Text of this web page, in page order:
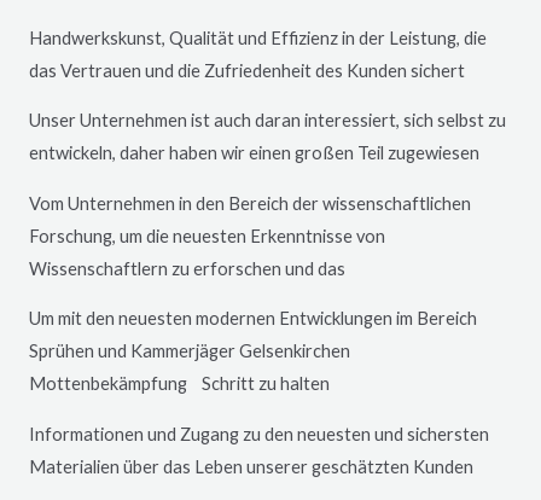
Handwerkskunst, Qualität und Effizienz in der Leistung, die
das Vertrauen und die Zufriedenheit des Kunden sichert
Unser Unternehmen ist auch daran interessiert, sich selbst zu
entwickeln, daher haben wir einen großen Teil zugewiesen
Vom Unternehmen in den Bereich der wissenschaftlichen
Forschung, um die neuesten Erkenntnisse von
Wissenschaftlern zu erforschen und das
Um mit den neuesten modernen Entwicklungen im Bereich
Sprühen und KammerjägerGelsenkirchen
Mottenbekämpfung Schritt zu halten
Informationen und Zugang zu den neuesten und sichersten
Materialien über das Leben unserer geschätzten Kunden